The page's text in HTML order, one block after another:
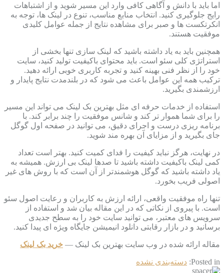
اما باید با دانش و آگاهی کافی وارد این مسیر شوید و از اشتباهات
رایج جلوگیری کنید. انتخاب منابع مناسب، تنوع در لینک ها، توجه به
انکرتکست ها و صبر برای مشاهده نتایج از جمله عوامل کلیدی
موفقیت هستند.
همچنین باید به یاد داشته باشید که لینک سازی تنها بخشی از
استراتژی کلی سئو است. باید محتوای باکیفیت تولید کنید، سایت
خود را از نظر فنی بهینه کنید و تجربه کاربری خوبی ارائه دهید.
ترکیب همه این عوامل باعث می شود که در بلندمدت نتایج پایدار و
ارزشمندی بگیرید.
استفاده از خدمات حرفه ای مثل بهترین بک لینک می تواند این مسیر
را برای شما هموار تر کند و شانس موفقیت را چند برابر کند. با
برنامه ریزی درست و اجرای دقیق، می توانید در صفحه اول گوگل
جای بگیرید و از مزایای آن بهره مند شوید.
در نهایت، هرگز نباید کیفیت را فدای کمیت کنید. بهتر است تعداد
کمی لینک باکیفیت داشته باشید تا صدها لینک بی ارزش. همیشه به
یاد داشته باشید که گوگل هوشمندتر از آن است که با روش های غیر
اصولی فریب بخورد.
تنها راه موفقیت واقعی، ارائه ارزش به کاربران و رعایت اصول سئو
است. با پیروی از نکاتی که در این مقاله بیان شد و استفاده از
سرویس های معتبر، می توانید سایت خود را به سطح جدیدی
برسانید و در بازار رقابتی دانلود انیمیشن جایگاه ویژه ای پیدا کنید.
مقاله ارائه شده در وب سایت بهترین بک لینک — خرید بک لینک
Posted in: دسته‌بندی نشده